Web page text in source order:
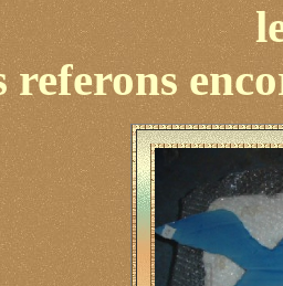
referons